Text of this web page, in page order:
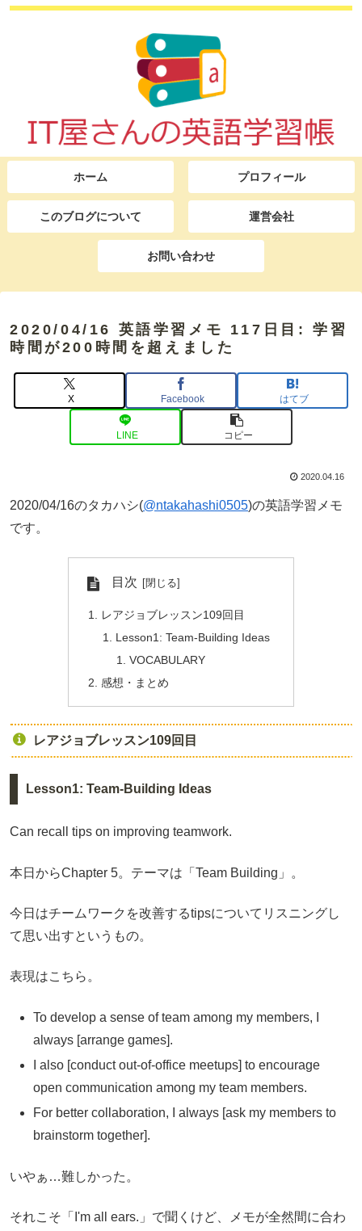
ホーム プロフィール
このブログについて 運営会社
お問い合わせ
2020/04/16 英語学習メモ 117日目: 学習
時間が200時間を超えました
X Facebook はてブ
LINE コピー
2020.04.16
2020/04/16のタカハシ(@ntakahashi0505)の英語学習メモ
です。
目次
レアジョブレッスン109回目
Lesson1: Team-Building Ideas
VOCABULARY
感想・まとめ
レアジョブレッスン109回目
Lesson1: Team-Building Ideas
Can recall tips on improving teamwork.
本日からChapter 5。テーマは「Team Building」。
今日はチームワークを改善するtipsについてリスニングし
て思い出すというもの。
表現はこちら。
To develop a sense of team among my members, I
always [arrange games].
I also [conduct out-of-office meetups] to encourage
open communication among my team members.
For better collaboration, I always [ask my members to
brainstorm together].
いやぁ…難しかった。
それこそ「I'm all ears.」で聞くけど、メモが全然間に合わ